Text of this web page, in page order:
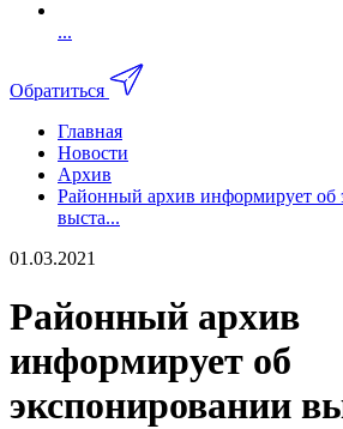
...
Обратиться
Главная
Новости
Архив
Районный архив информирует об
выста...
01.03.2021
Районный архив
информирует об
экспонировании